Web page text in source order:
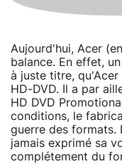
Aujourd'hui, Acer
balance. En effet,
à juste titre,
HD-DVD. Il a par
HD DVD
conditions, le
guerre des formats.
jamais exprimé sa
complétement du